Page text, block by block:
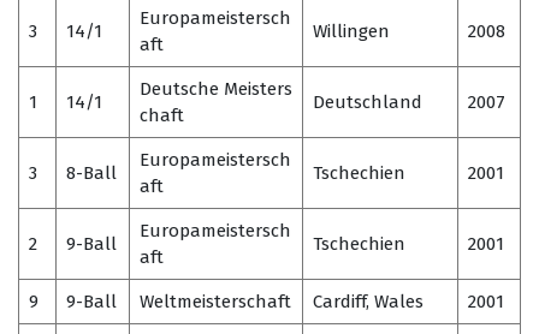
3 14/1
Europameistersch
aft
Willingen 2008
1 14/1
Deutsche Meisters
chaft
Deutschland 2007
3 8-Ball
Europameistersch
aft
Tschechien 2001
2 9-Ball
Europameistersch
aft
Tschechien 2001
9 9-Ball Weltmeisterschaft Cardiff, Wales 2001